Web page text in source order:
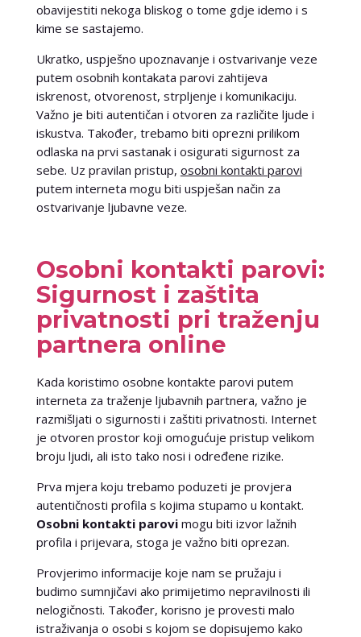
obavijestiti nekoga bliskog o tome gdje idemo i s
kime se sastajemo.
Ukratko, uspješno upoznavanje i ostvarivanje veze
putem osobnih kontakata parovi zahtijeva
iskrenost, otvorenost, strpljenje i komunikaciju.
Važno je biti autentičan i otvoren za različite ljude i
iskustva. Također, trebamo biti oprezni prilikom
odlaska na prvi sastanak i osigurati sigurnost za
sebe. Uz pravilan pristup, osobni kontakti parovi
putem interneta mogu biti uspješan način za
ostvarivanje ljubavne veze.
Osobni kontakti parovi:
Sigurnost i zaštita
privatnosti pri traženju
partnera online
Kada koristimo osobne kontakte parovi putem
interneta za traženje ljubavnih partnera, važno je
razmišljati o sigurnosti i zaštiti privatnosti. Internet
je otvoren prostor koji omogućuje pristup velikom
broju ljudi, ali isto tako nosi i određene rizike.
Prva mjera koju trebamo poduzeti je provjera
autentičnosti profila s kojima stupamo u kontakt.
Osobni kontakti parovimogu biti izvor lažnih
profila i prijevara, stoga je važno biti oprezan.
Provjerimo informacije koje nam se pružaju i
budimo sumnjičavi ako primijetimo nepravilnosti ili
nelogičnosti. Također, korisno je provesti malo
istraživanja o osobi s kojom se dopisujemo kako